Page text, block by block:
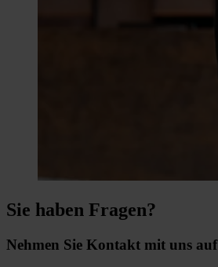
Sie haben Fragen?
Nehmen Sie Kontakt mit uns auf